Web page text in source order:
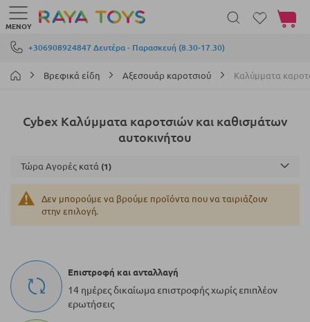
Μετάβαση στο περιεχόμενο
+306908924847 Δευτέρα - Παρασκευή (8.30-17.30)
ΜΕΝΟΎ
Το
Βρεφικά είδη Αξεσουάρ καροτσιού Καλύμματα
Cybex Καλύμματα καροτσιών και καθισμάτων
αυτοκινήτου
Δεν μπορούμε να βρούμε προϊόντα που να ταιριάζουν
στην επιλογή.
Τώρα Αγορές κατά
Επιστροφή και ανταλλαγή
14 ημέρες δικαίωμα επιστροφής χωρίς επιπλέον
ερωτήσεις